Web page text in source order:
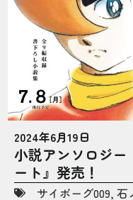
2024年6月19日
小説アンソロジー
ート』発売！
サイボーグ009, 石